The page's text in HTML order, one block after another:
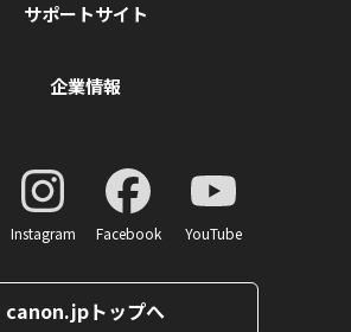
サポートサイト
企業情報
Instagram Facebook YouTube
canon.jpトップへ